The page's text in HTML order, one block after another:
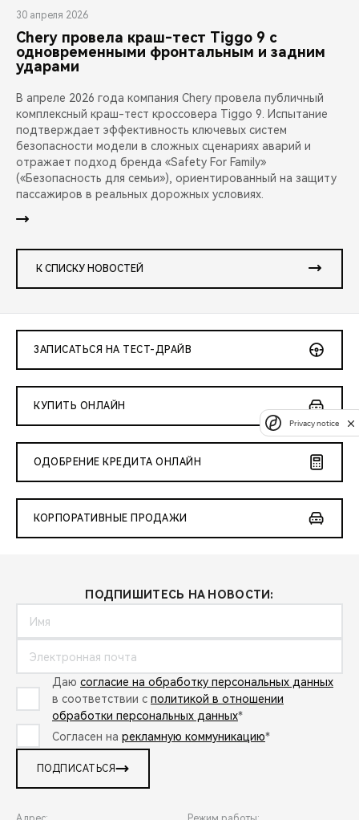
30 апреля 2026
Chery провела краш-тест Tiggo 9 с
одновременными фронтальным и задним
ударами
В апреле 2026 года компания Chery провела публичный
комплексный краш-тест кроссовера Tiggo 9. Испытание
подтверждает эффективность ключевых систем
безопасности модели в сложных сценариях аварий и
отражает подход бренда «Safety For Family»
(«Безопасность для семьи»), ориентированный на защиту
пассажиров в реальных дорожных условиях.
К СПИСКУ НОВОСТЕЙ
ЗАПИСАТЬСЯ НА ТЕСТ-ДРАЙВ
КУПИТЬ ОНЛАЙН
ОДОБРЕНИЕ КРЕДИТА ОНЛАЙН
КОРПОРАТИВНЫЕ ПРОДАЖИ
ПОДПИШИТЕСЬ НА НОВОСТИ:
Даю согласие на обработку персональных данных
в соответствии с политикой в отношении
обработки персональных данных*
Согласен на рекламную коммуникацию*
ПОДПИСАТЬСЯ
Privacy notice